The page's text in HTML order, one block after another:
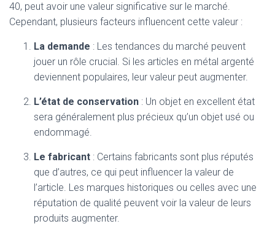
40, peut avoir une valeur significative sur le marché.
Cependant, plusieurs facteurs influencent cette valeur :
La demande : Les tendances du marché peuvent
jouer un rôle crucial. Si les articles en métal argenté
deviennent populaires, leur valeur peut augmenter.
L’état de conservation : Un objet en excellent état
sera généralement plus précieux qu’un objet usé ou
endommagé.
Le fabricant : Certains fabricants sont plus réputés
que d’autres, ce qui peut influencer la valeur de
l’article. Les marques historiques ou celles avec une
réputation de qualité peuvent voir la valeur de leurs
produits augmenter.